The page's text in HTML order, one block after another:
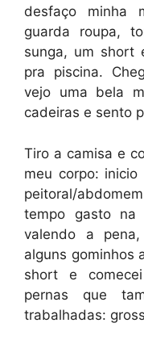
desfaço minha
guarda roupa,
sunga, um short
pra piscina.
vejo uma bela
cadeiras e sento
Tiro a camisa e
meu corpo:
peitoral/
tempo gasto na
valendo a
alguns gominhos
short e
pernas que
trabalhadas: